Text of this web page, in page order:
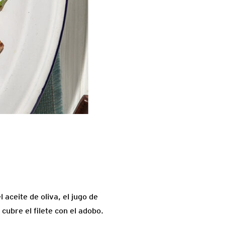
aceite de oliva, el jugo de
el filete con el adobo.